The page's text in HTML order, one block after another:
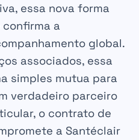
essa nova forma
a
global.
associados, essa
simples mutua para
verdadeiro parceiro
o contrato de
a Santéclair